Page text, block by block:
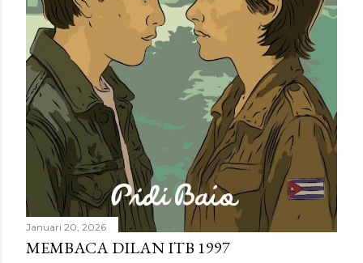
a
Januari 20, 2026
MEMBACA DILAN ITB 1997